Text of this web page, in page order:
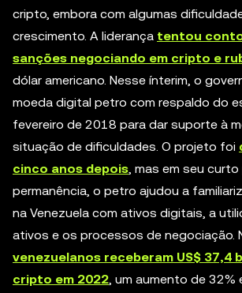
cripto, embora com algumas
crescimento. A liderança tentou
sanções negociando em cripto e
dólar americano. Nesse ínterim, o
moeda digital petro com respaldo do
fevereiro de 2018 para dar suporte à
situação de dificuldades. O projeto foi
cinco anos depois, mas em seu
permanência, o petro ajudou a
na Venezuela com ativos digitais, a
ativos e os processos de negociação.
venezuelanos receberam US$ 37,4
cripto em 2022, um aumento de 32%